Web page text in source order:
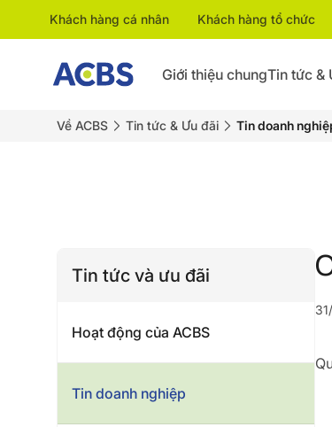
Khách hàng cá nhân Khách hàng tổ chức
Giới thiệu chungTin tức &
Về ACBS Tin tức & Ưu đãi Tin doanh
Tin tức và ưu đãi
Hoạt động của ACBS
Tin doanh nghiệp